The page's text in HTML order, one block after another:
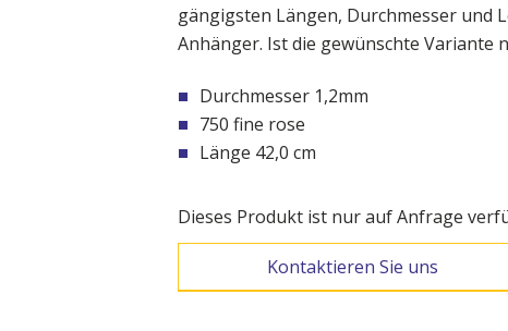
Dieses Produkt ist nur auf Anfrage
Kontaktieren Sie uns
gängigsten Längen, Durchmesser und
Anhänger. Ist die gewünschte Variante
Durchmesser 1,2mm
750 fine rose
Länge 42,0 cm